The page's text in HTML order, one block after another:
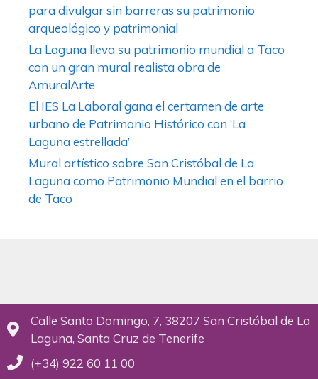
para divulgar sin barreras su patrimonio
arqueológico y patrimonial
La Laguna lleva su patrimonio mundial a Taco
con un gran mural realista obra de
AmuralArte
El IES La Laboral gana el certamen de arte
urbano de Patrimonio Histórico con ‘La
Laguna estrellada’
Mural artístico sobre San Cristóbal de La
Laguna como Patrimonio Mundial en el barrio
de Taco
Calle Santo Domingo, 7, 38207 San Cristóbal de La
Laguna, Santa Cruz de Tenerife
(+34) 922 60 11 00